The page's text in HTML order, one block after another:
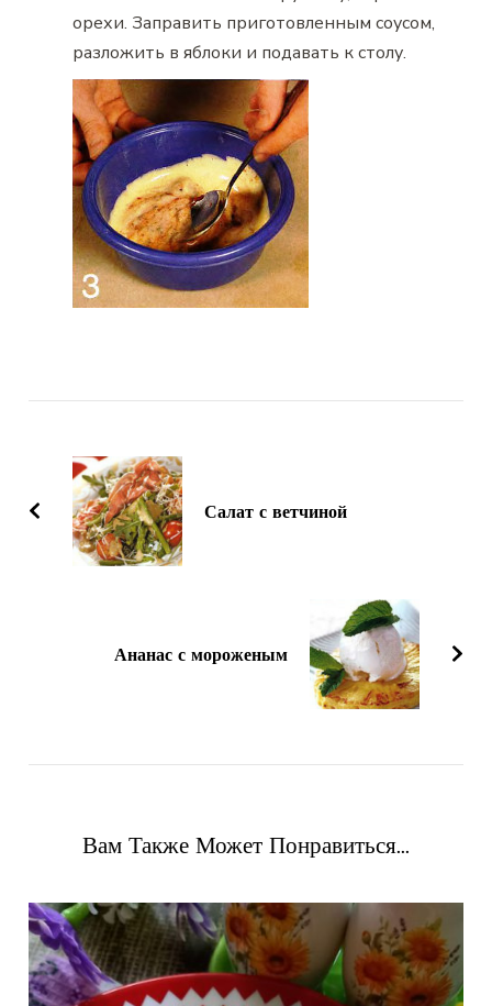
орехи. Заправить приготовленным соусом,
разложить в яблоки и подавать к столу.
записям
Салат с ветчиной
Ананас с мороженым
Вам Также Может Понравиться...